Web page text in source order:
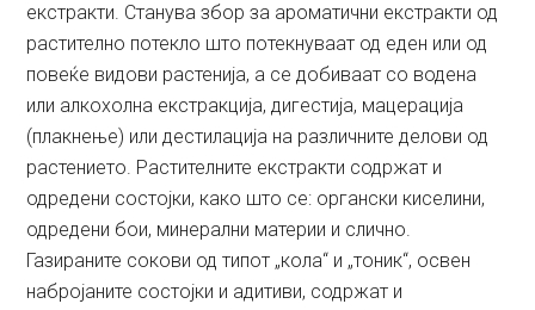
екстракти. Станува збор за ароматични екстракти од
растително потекло што потекнуваат од еден или од
повеќе видови растенија, а се добиваат со водена
или алкохолна екстракција, дигестија, мацерација
(плакнење) или дестилација на различните делови од
растението. Растителните екстракти содржат и
одредени состојки, како што се: органски киселини,
одредени бои, минерални материи и слично.
Газираните сокови од типот „кола“ и „тоник“, освен
набројаните состојки и адитиви, содржат и